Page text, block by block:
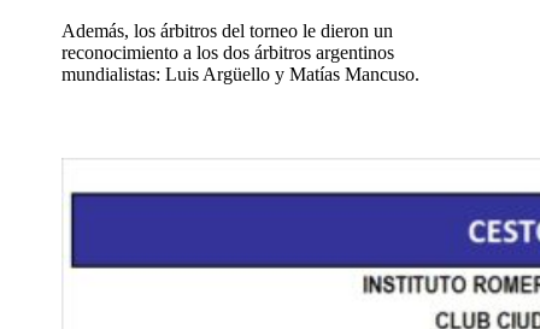
Además, los árbitros del torneo le dieron un
reconocimiento a los dos árbitros argentinos
mundialistas: Luis Argüello y Matías Mancuso.